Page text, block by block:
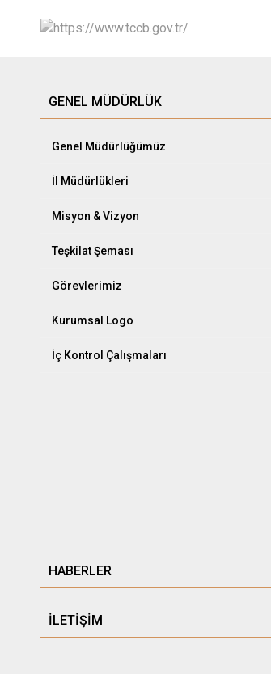
GENEL MÜDÜRLÜK
Genel Müdürlüğümüz
İl Müdürlükleri
Misyon & Vizyon
Teşkilat Şeması
Görevlerimiz
Kurumsal Logo
İç Kontrol Çalışmaları
HABERLER
İLETİŞİM